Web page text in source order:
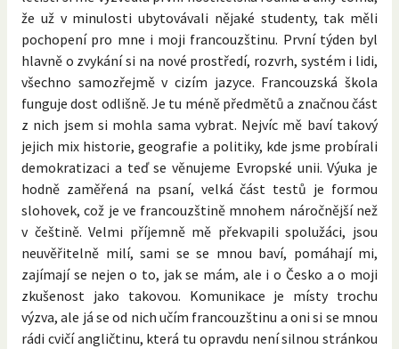
že už v minulosti ubytovávali nějaké studenty, tak měli
pochopení pro mne i moji francouzštinu. První týden byl
hlavně o zvykání si na nové prostředí, rozvrh, systém i lidi,
všechno samozřejmě v cizím jazyce. Francouzská škola
funguje dost odlišně. Je tu méně předmětů a značnou část
z nich jsem si mohla sama vybrat. Nejvíc mě baví takový
jejich mix historie, geografie a politiky, kde jsme probírali
demokratizaci a teď se věnujeme Evropské unii. Výuka je
hodně zaměřená na psaní, velká část testů je formou
slohovek, což je ve francouzštině mnohem náročnější než
v češtině. Velmi příjemně mě překvapili spolužáci, jsou
neuvěřitelně milí, sami se se mnou baví, pomáhají mi,
zajímají se nejen o to, jak se mám, ale i o Česko a o moji
zkušenost jako takovou. Komunikace je místy trochu
výzva, ale já se od nich učím francouzštinu a oni si se mnou
rádi cvičí angličtinu, která tu opravdu není silnou stránkou